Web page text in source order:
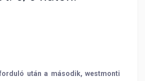
után a második, westmonti